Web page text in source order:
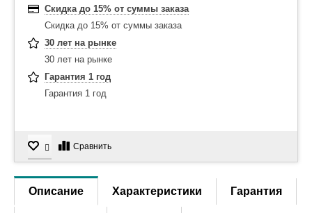
Скидка до 15% от суммы заказа
Скидка до 15% от суммы заказа
30 лет на рынке
30 лет на рынке
Гарантия 1 год
Гарантия 1 год
Сравнить
Описание Характеристики Гарантия